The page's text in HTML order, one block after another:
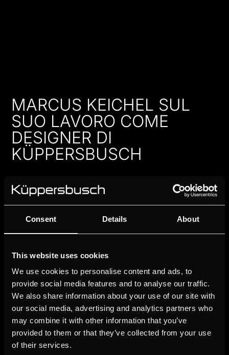
Consent Details About
This website uses cookies
We use cookies to personalise content and ads, to
provide social media features and to analyse our traffic.
We also share information about your use of our site with
our social media, advertising and analytics partners who
may combine it with other information that you’ve
provided to them or that they’ve collected from your use
of their services.
MARCUS KEICHEL SUL
SUO LAVORO COME
DESIGNER DI
KÜPPERSBUSCH
AWARDS